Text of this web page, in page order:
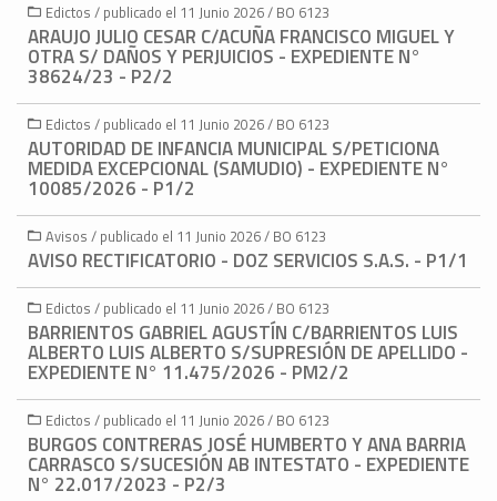
Edictos / publicado el 11 Junio 2026 / BO 6123
ARAUJO JULIO CESAR C/ACUÑA FRANCISCO MIGUEL Y
OTRA S/ DAÑOS Y PERJUICIOS - EXPEDIENTE N°
38624/23 - P2/2
Edictos / publicado el 11 Junio 2026 / BO 6123
AUTORIDAD DE INFANCIA MUNICIPAL S/PETICIONA
MEDIDA EXCEPCIONAL (SAMUDIO) - EXPEDIENTE N°
10085/2026 - P1/2
Avisos / publicado el 11 Junio 2026 / BO 6123
AVISO RECTIFICATORIO - DOZ SERVICIOS S.A.S. - P1/1
Edictos / publicado el 11 Junio 2026 / BO 6123
BARRIENTOS GABRIEL AGUSTÍN C/BARRIENTOS LUIS
ALBERTO LUIS ALBERTO S/SUPRESIÓN DE APELLIDO -
EXPEDIENTE N° 11.475/2026 - PM2/2
Edictos / publicado el 11 Junio 2026 / BO 6123
BURGOS CONTRERAS JOSÉ HUMBERTO Y ANA BARRIA
CARRASCO S/SUCESIÓN AB INTESTATO - EXPEDIENTE
N° 22.017/2023 - P2/3